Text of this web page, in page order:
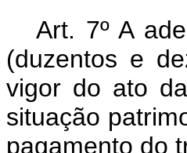
Art. 7º A
(duzentos e
vigor do ato
situação
pagamento do